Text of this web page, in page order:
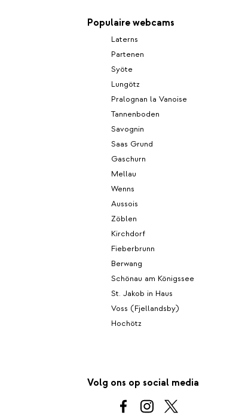
Populaire webcams
Laterns
Partenen
Syöte
Lungötz
Pralognan la Vanoise
Tannenboden
Savognin
Saas Grund
Gaschurn
Mellau
Wenns
Aussois
Zöblen
Kirchdorf
Fieberbrunn
Berwang
Schönau am Königssee
St. Jakob in Haus
Voss (Fjellandsby)
Hochötz
Volg ons op social media